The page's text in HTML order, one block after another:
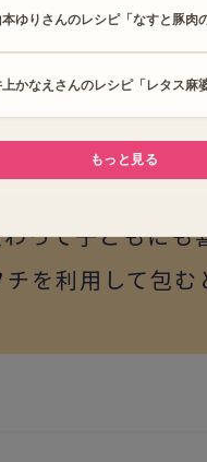
ント ●
飯を卵で包み、
って子どもにも
を利用して包